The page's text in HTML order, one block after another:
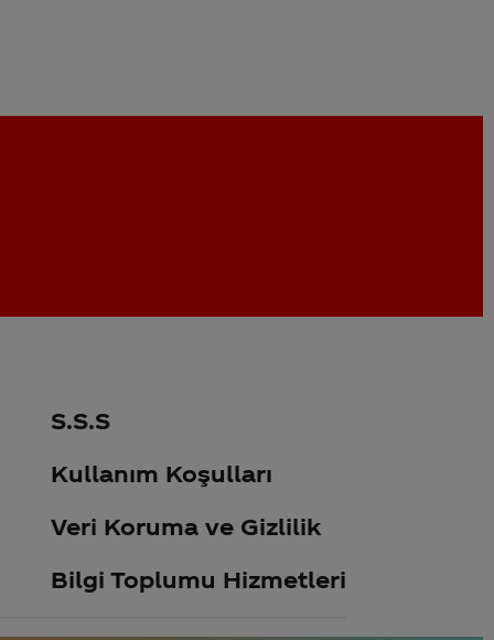
S.S.S
Kullanım Koşulları
Veri Koruma ve Gizlilik
Bilgi Toplumu Hizmetleri